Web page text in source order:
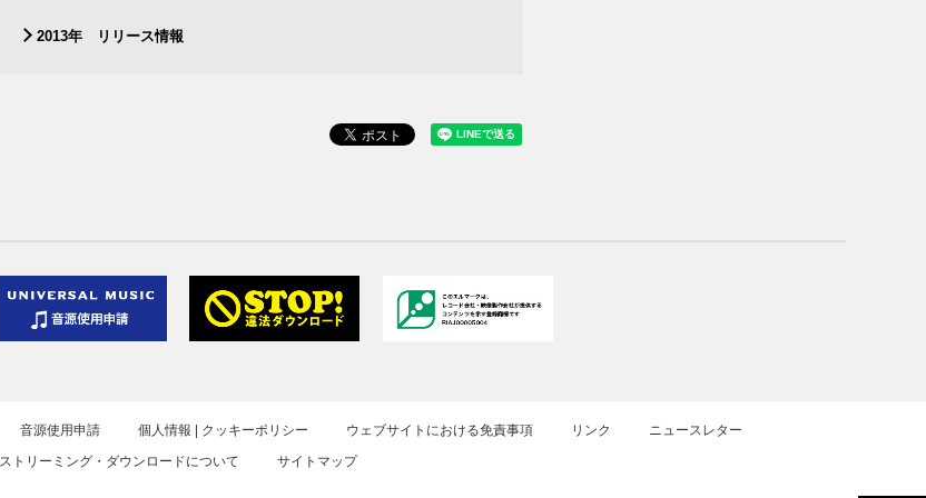
2013年 リリース情報
音源使用申請 個人情報 | クッキーポリシー ウェブサイトにおける免責事項 リンク ニュースレター
ストリーミング・ダウンロードについて サイトマップ